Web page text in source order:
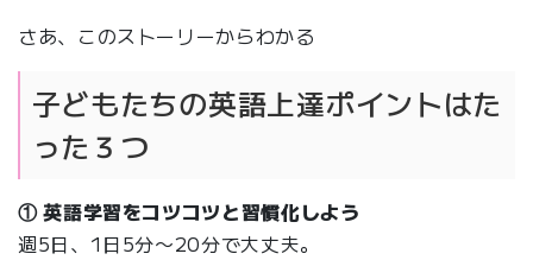
さあ、このストーリーからわかる
子どもたちの英語上達ポイントはた
った３つ
① 英語学習をコツコツと習慣化しよう
週5日、1日5分〜20分で大丈夫。